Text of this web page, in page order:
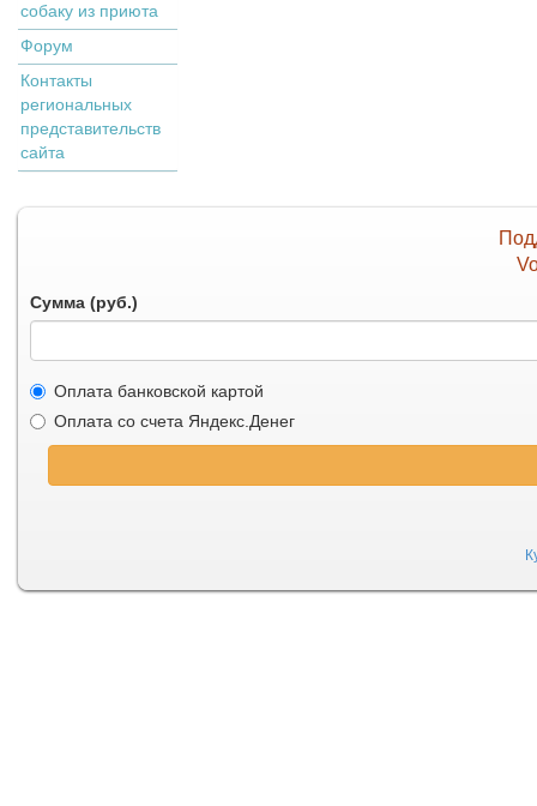
собаку из приюта
Форум
Контакты
региональных
представительств
сайта
Сумма (руб.)
Оплата банковской картой
Оплата со счета Яндекс.Денег